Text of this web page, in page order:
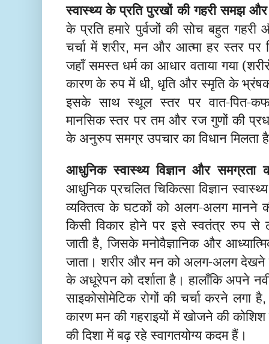
स्वास्थ्य के प्रति पुरखों की गहरी समझ
के प्रति हमारे पुर्वजों की सोच बहुत
चर्चा में शरीर,मन और आत्मा हर स्तर पर
जहाँ समस्त धर्म का आधार वताया गया
कारण के रुप में धी, धृति और स्मृति के
इसके साथ स्थूल स्तर पर वात-पित-
मानसिक स्तर पर तम और रज गुणों की
के अनुरुप समग्र उपचार का विधान मिलता
आधुनिक स्वास्थ्य विज्ञान और
आधुनिक प्रचलित चिकित्सा विज्ञान
व्यक्तित्व के घटकों को अलग-अलग मानने
किसी विकार होने पर इसे स्वतंत्र रुप
जाती है,जिसके मनोवैज्ञानिक और
जाता। शरीर और मन को अलग-अलग देखने
के अधूरेपन को दर्शाता है। हालाँकि अपने
साइकोसोमेटिक रोगों की चर्चा करने लगा है
कारण मन की गहराइयों में खोजने की कोशिश
की दिशा में बढ़ रहे स्वागतयोग्य कदम हैं।